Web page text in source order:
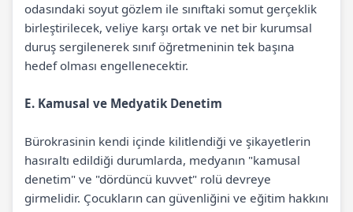
odasındaki soyut gözlem ile sınıftaki somut gerçeklik
birleştirilecek, veliye karşı ortak ve net bir kurumsal
duruş sergilenerek sınıf öğretmeninin tek başına
hedef olması engellenecektir.
E. Kamusal ve Medyatik Denetim
Bürokrasinin kendi içinde kilitlendiği ve şikayetlerin
hasıraltı edildiği durumlarda, medyanın "kamusal
denetim" ve "dördüncü kuvvet" rolü devreye
girmelidir. Çocukların can güvenliğini ve eğitim hakkını